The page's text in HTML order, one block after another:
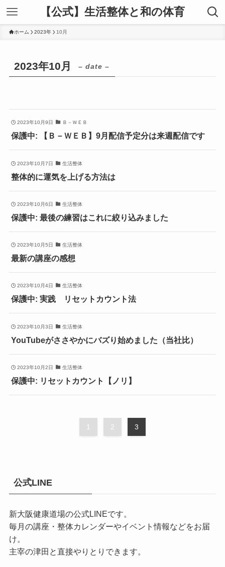
【公式】生活整体と和の体育
ホーム 2023年 10月
2023年10月 – date –
2023年10月9日 Ｂ－ＷＥＢ
保護中: 【Ｂ－ＷＥＢ】9月配信予定分は来週配信です
2023年10月7日 生活整体
整体的に運気を上げる方法は
2023年10月6日 生活整体
保護中: 最後の練習はこれに絞り込みました
2023年10月5日 生活整体
最新の講座の感想
2023年10月4日 生活整体
保護中: 実践 リセットカウント法
2023年10月3日 生活整体
YouTubeがささやかにバズり始めました（当社比）
2023年10月2日 生活整体
保護中: リセットカウント【ノリ】
1 2 3
公式LINE
新大阪健康道場の公式LINEです。
毎月の講座・整体カレンダーやイベント情報などをお届
け。
主宰の津田と直接やりとりできます。